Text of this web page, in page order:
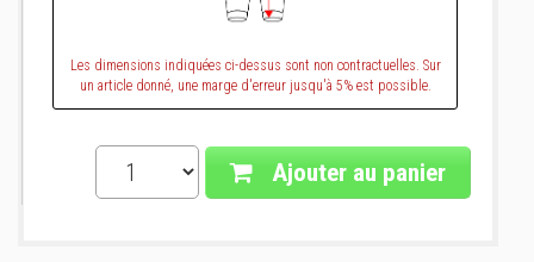
Les dimensions indiquées ci-dessus sont non contractuelles. Sur
un article donné, une marge d'erreur jusqu'à 5% est possible.
Ajouter au panier